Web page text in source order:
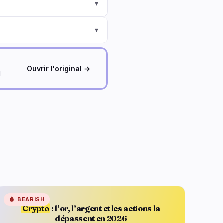
▾
▾
Ouvrir l'original →
Crypto : l’or, l’argent et les actions la
dépassent en 2026
🩸 BEARISH